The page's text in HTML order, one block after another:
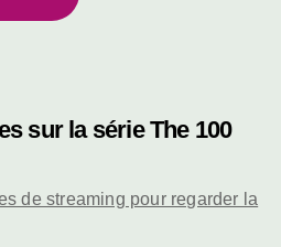
sur la série The 100
de streaming pour regarder la